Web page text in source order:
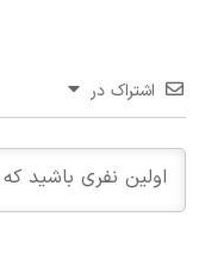
اشتراک در